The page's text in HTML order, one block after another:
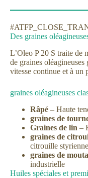
Des graines
L’Oleo P 20 S traite de
de graines oléagineuses
vitesse continue et à un
graines oléagineuses
Râpé – Haute
graines de
Graines de lin –
graines de
citrouille styrienne
graines de
industrielle
Huiles spéciales et